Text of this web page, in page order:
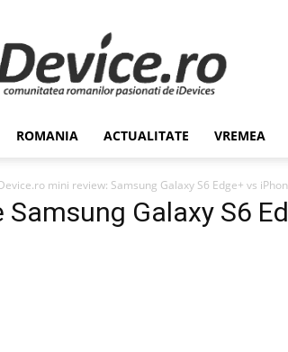
Stiri
de
Ultima
Ora
Romania,
Economie,
Stiinta
–
ROMANIA ACTUALITATE VREMEA
mini review: Samsung Galaxy S6 Edge+ vs
Samsung Galaxy S6